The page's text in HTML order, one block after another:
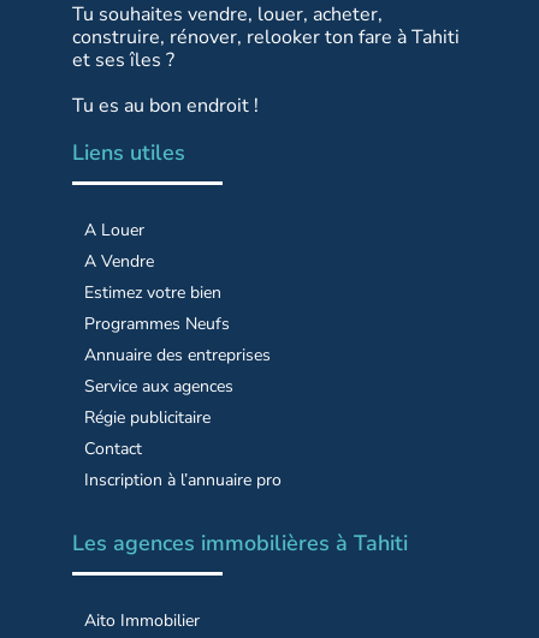
Tu souhaites vendre, louer, acheter,
construire, rénover, relooker ton fare à Tahiti
et ses îles ?
Tu es au bon endroit !
Liens utiles
A Louer
A Vendre
Estimez votre bien
Programmes Neufs
Annuaire des entreprises
Service aux agences
Régie publicitaire
Contact
Inscription à l’annuaire pro
Les agences immobilières à Tahiti
Aito Immobilier